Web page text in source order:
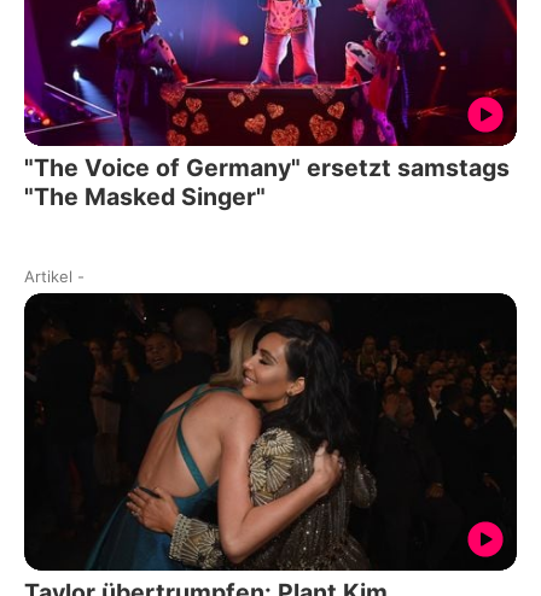
"The Voice of Germany" ersetzt samstags
"The Masked Singer"
Artikel -